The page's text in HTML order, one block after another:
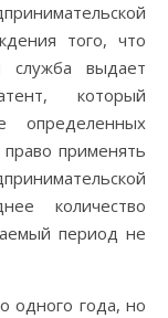
того, что
служба выдает
который
определенных
применять
количество
период не
одного года, но